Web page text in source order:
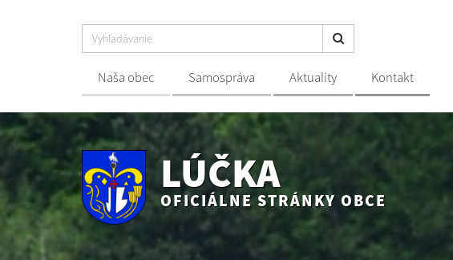
Naša obec Samospráva Aktuality Kontakt
LÚČKA
OFICIÁLNE STRÁNKY OBCE